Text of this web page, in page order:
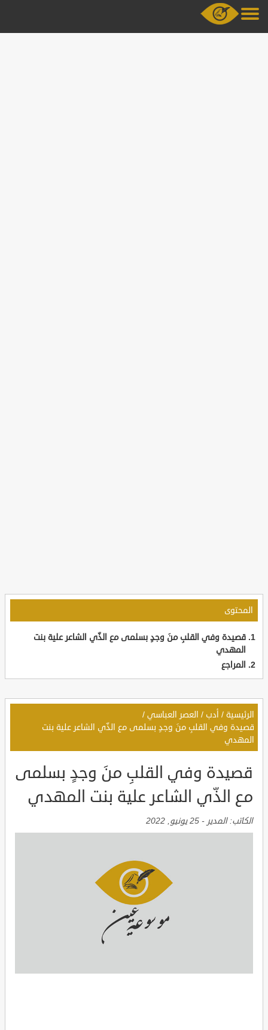
المحتوى
قصيدة وفي القلبِ منَ وجدٍ بسلمى مع الذّي الشاعر علية بنت
المهدي
المراجع
الرئيسية / أدب / العصر العباسي /
قصيدة وفي القلبِ منَ وجدٍ بسلمى مع الذّي الشاعر علية بنت
المهدي
قصيدة وفي القلبِ منَ وجدٍ بسلمى
مع الذّي الشاعر علية بنت المهدي
الكاتب:المدير - 25 يونيو, 2022